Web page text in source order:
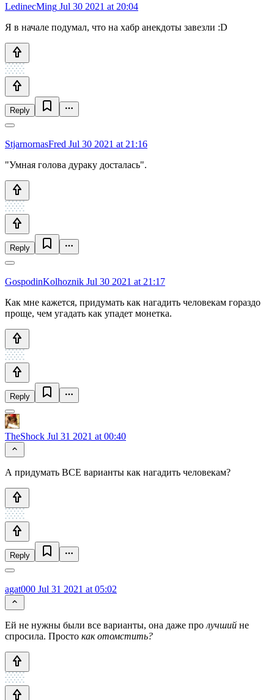
LedinecMing Jul 30 2021 at 20:04
Я в начале подумал, что на хабр анекдоты завезли :D
Reply
StjarnornasFred Jul 30 2021 at 21:16
"Умная голова дураку досталась".
Reply
GospodinKolhoznik Jul 30 2021 at 21:17
Как мне кажется, придумать как нагадить человекам гораздо
проще, чем угадать как упадет монетка.
Reply
TheShock Jul 31 2021 at 00:40
А придумать ВСЕ варианты как нагадить человекам?
Reply
agat000 Jul 31 2021 at 05:02
Ей не нужны были все варианты, она даже про лучший не
спросила. Просто как отомстить?